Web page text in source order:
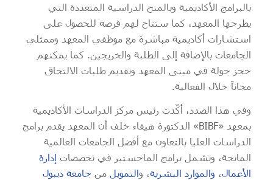
بالبرامج الأكاديمية وبالمنح الدراسية المتعددة التي
يطرحها المعهد، كما ستتاح لهم فرصة للحصول على
استشارات أكاديمية مباشرة مع موظفي المعهد وممثلي
الجامعات بالإضافة إلى الطلبة والخريجين. كما يمكنهم
حجز جولة في مبنى المعهد وتقديم طلبات الالتحاق
مجاناً خلال الفعالية.
وفي هذا الصدد، أكّدت رئيس مركز الدراسات الأكاديمية
بمعهد «BIBF» الدكتورة هيفاء خلف أن المعهد يقدم برامج
الدراسات العليا بالتعاون مع أفضل الجامعات العالمية
المانحة، وتشمل برامج الماجستير في تخصصات إدارة
الأعمال، والموارد البشرية، والتمويلمن جامعة ديبول